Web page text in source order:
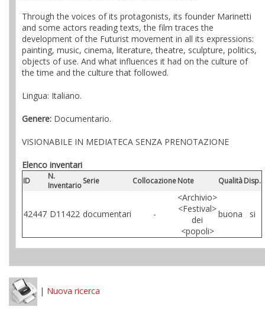
Through the voices of its protagonists, its founder Marinetti
and some actors reading texts, the film traces the
development of the Futurist movement in all its expressions:
painting, music, cinema, literature, theatre, sculpture, politics,
objects of use. And what influences it had on the culture of
the time and the culture that followed.
Lingua: Italiano.
Genere: Documentario.
VISIONABILE IN MEDIATECA SENZA PRENOTAZIONE
Elenco inventari
ID
N.
InventarioSerie CollocazioneNote QualitàDisp.
42447 D11422 documentari -
<Archivio>
<Festival>
dei
<popoli>
buona si
| Nuova ricerca